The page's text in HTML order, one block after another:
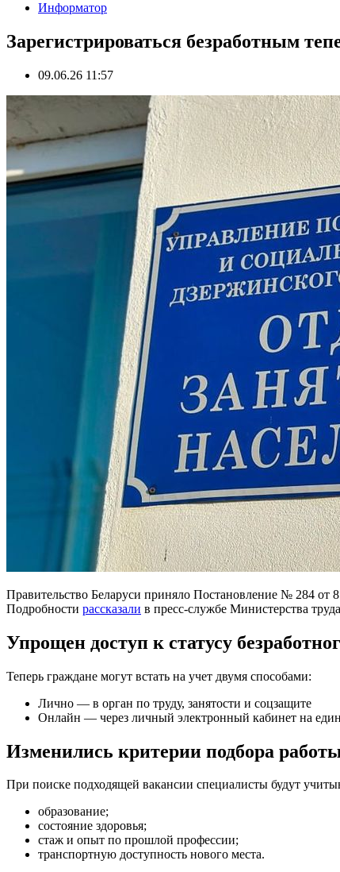
Информатор
Зарегистрироваться безработным
09.06.26 11:57
Правительство Беларуси приняло Постановление № 284 от
Подробности рассказали в пресс-службе Министерства
Упрощен доступ к статусу
Теперь граждане могут встать на учет двумя способами:
Лично — в орган по труду, занятости и соцзащите
Онлайн — через личный электронный кабинет на
Изменились критерии подбора
При поиске подходящей вакансии специалисты будут
образование;
состояние здоровья;
стаж и опыт по прошлой профессии;
транспортную доступность нового места.